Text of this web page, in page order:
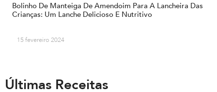
Bolinho De Manteiga De Amendoim Para A Lancheira Das
Crianças: Um Lanche Delicioso E Nutritivo
15 fevereiro 2024
Últimas Receitas